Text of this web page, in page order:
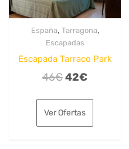
España, Tarragona,
Escapadas
Escapada Tarraco Park
46€El
original
era:
42€El
es:
Ver Ofertas